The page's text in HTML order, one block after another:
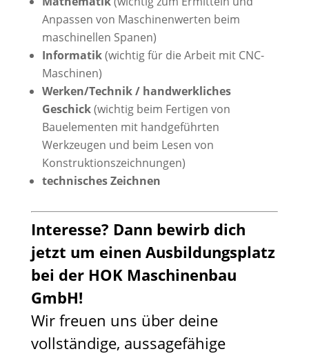
Anpassen von Maschinenwerten beim
maschinellen Spanen)
Informatik(wichtig für die Arbeit mit CNC-
Maschinen)
Werken/Technik / handwerkliches
Geschick(wichtig beim Fertigen von
Bauelementen mit handgeführten
Werkzeugen und beim Lesen von
Konstruktionszeichnungen)
technisches Zeichnen
Interesse? Dann bewirb dich
jetzt um einen Ausbildungsplatz
bei der HOK Maschinenbau
GmbH!
Wir freuen uns über deine
vollständige, aussagefähige